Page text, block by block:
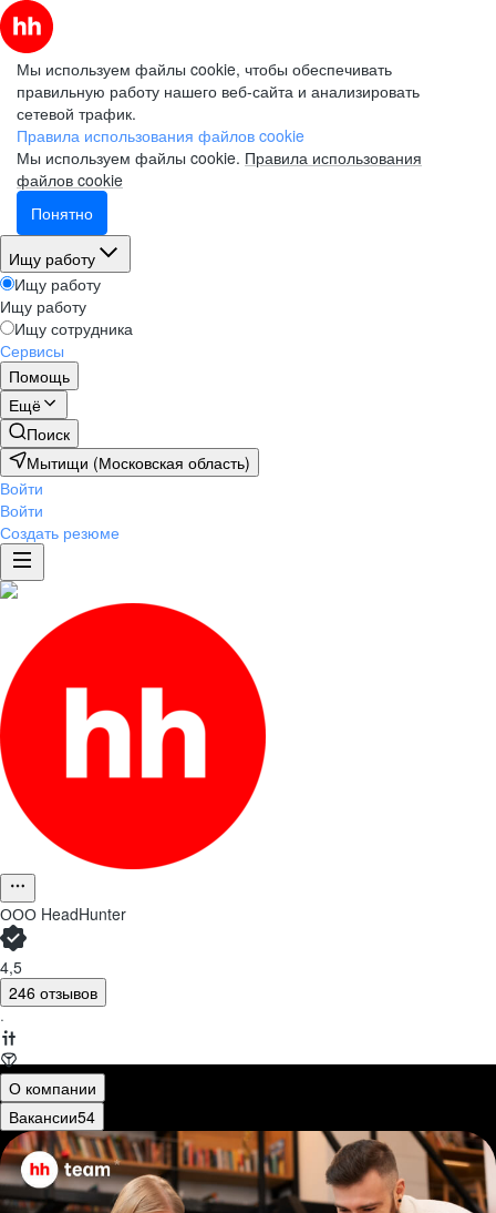
Мы используем файлы cookie, чтобы обеспечивать
правильную работу нашего веб-сайта и анализировать
сетевой трафик.
Правила использования файлов cookie
Мы используем файлы cookie. Правила использования
файлов cookie
Понятно
Ищу работу
Ищу работу
Ищу работу
Ищу сотрудника
Сервисы
Помощь
Ещё
Поиск
Мытищи (Московская область)
Войти
Войти
Создать резюме
ООО HeadHunter
4,5
246 отзывов
·
О компании
Вакансии54